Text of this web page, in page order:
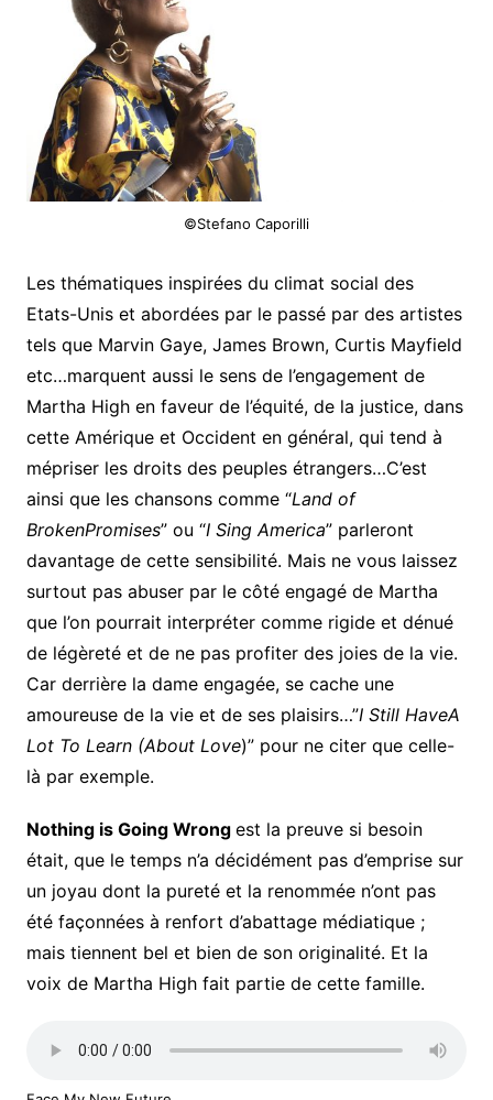
©Stefano Caporilli
Les thématiques inspirées du climat social des
Etats-Unis et abordées par le passé par des artistes
tels que Marvin Gaye, James Brown, Curtis Mayfield
etc…marquent aussi le sens de l’engagement de
Martha High en faveur de l’équité, de la justice, dans
cette Amérique et Occident en général, qui tend à
mépriser les droits des peuples étrangers…C’est
ainsi que les chansons comme “Land of
BrokenPromises” ou “I Sing America” parleront
davantage de cette sensibilité. Mais ne vous laissez
surtout pas abuser par le côté engagé de Martha
que l’on pourrait interpréter comme rigide et dénué
de légèreté et de ne pas profiter des joies de la vie.
Car derrière la dame engagée, se cache une
amoureuse de la vie et de ses plaisirs…”I Still HaveA
Lot To Learn (About Love)” pour ne citer que celle-
là par exemple.
Nothing is Going Wrong est la preuve si besoin
était, que le temps n’a décidément pas d’emprise sur
un joyau dont la pureté et la renommée n’ont pas
été façonnées à renfort d’abattage médiatique ;
mais tiennent bel et bien de son originalité. Et la
voix de Martha High fait partie de cette famille.